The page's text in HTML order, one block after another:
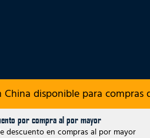
China disponible para
por compra al por mayor
descuento en compras al por mayor